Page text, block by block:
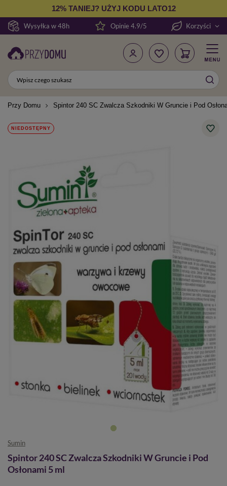
Wysyłka w 48h
12% TANIEJ? UŻYJ KODU LATO12
Opinie 4.9/5 Korzyści
Przy Domu Spintor 240 SC Zwalcza Szkodniki W Gruncie i Pod
NIEDOSTĘPNY
Sumin
Spintor 240 SC Zwalcza Szkodniki W Gruncie i Pod
Osłonami 5 ml